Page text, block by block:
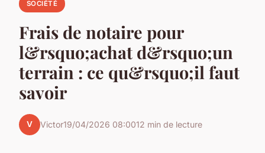
SOCIÉTÉ
Frais de notaire pour
l&rsquo;achat d&rsquo;un
terrain : ce qu&rsquo;il faut
savoir
V Victor19/04/2026 08:0012 min de lecture